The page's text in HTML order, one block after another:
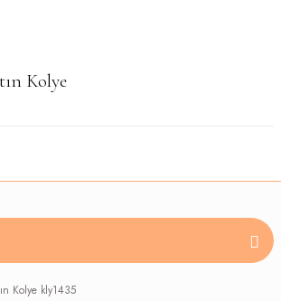
Kolye
Kolye kly1435